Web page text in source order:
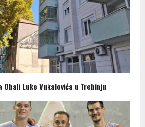
Obali Luke Vukalovića u Trebinju